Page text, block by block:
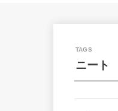
ニート